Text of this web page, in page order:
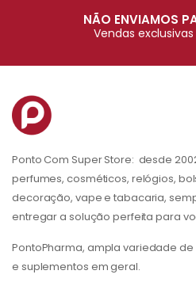
NÃO ENVIAMOS
Vendas
Ponto Com Super Store: desde
perfumes, cosméticos, relógios,
decoração, vape e tabacaria,
entregar a solução perfeita para
PontoPharma, ampla variedade
e suplementos em geral.